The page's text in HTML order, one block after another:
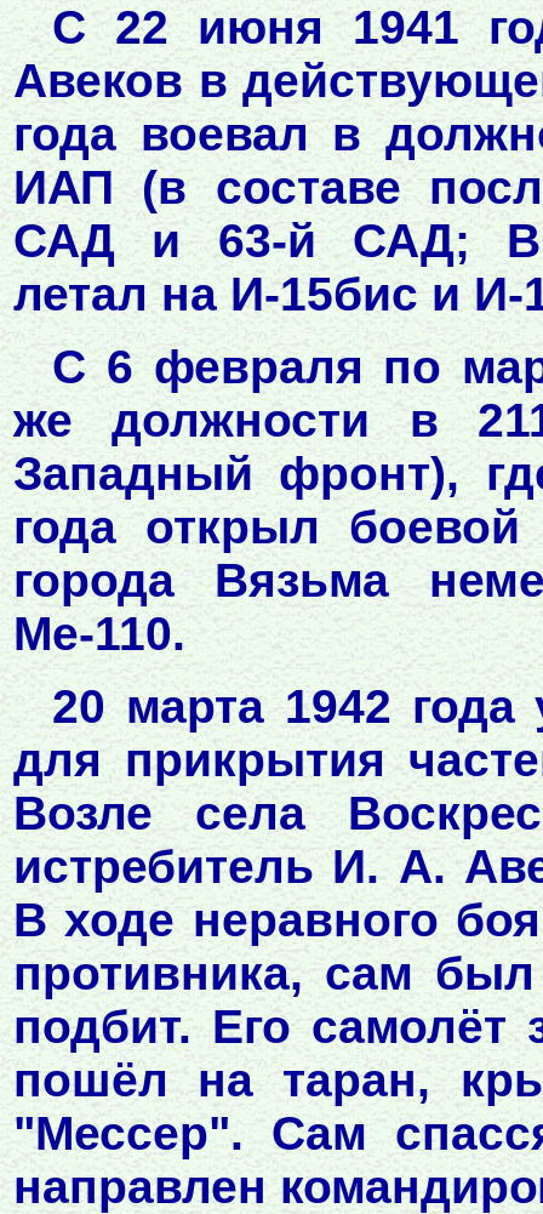
С 22 июня 1941
Авеков в
года воевал в
ИАП (в составе
САД и 63-й САД;
летал на И-15бис и И-
С 6 февраля по
же должности в
Западный фронт),
года открыл боевой
города Вязьма
Ме-110.
20 марта 1942
для прикрытия
Возле села
истребитель И. А.
В ходе неравного
противника, сам
подбит. Его самолёт
пошёл на таран,
"Мессер". Сам
направлен